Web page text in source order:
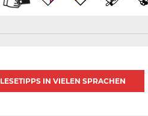
LESETIPPS IN VIELEN SPRACHEN